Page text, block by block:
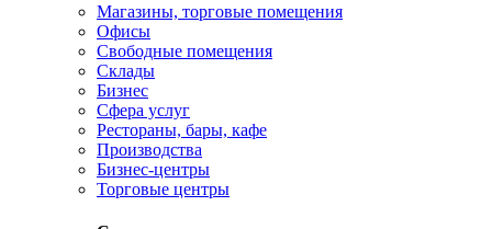
Магазины, торговые помещения
Офисы
Свободные помещения
Склады
Бизнес
Сфера услуг
Рестораны, бары, кафе
Производства
Бизнес-центры
Торговые центры